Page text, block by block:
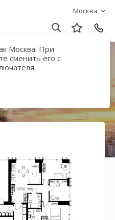
Москва
Москва. При
сменить его с